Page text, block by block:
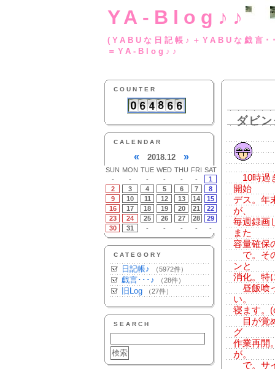
YA-Blog♪♪
(YABUな日記帳♪
＝YA-Blog♪♪
COUNTER
CALENDAR
« 2018.12 »
SUN MON TUE WED THU FRI SAT
-
- - - - -
1
2
3 4 5 6 7
8
9
10 11 12 13 14
15
16
17 18 19 20 21
22
23
24 25 26 27 28
29
30
31 - - - - -
CATEGORY
日記帳♪ （5972件）
戯言･･･♪ （28件）
旧Log （27件）
SEARCH
ダビ
10時過
開始
デス。年
が、
毎週録画
また
容量確保
で。そ
ンと
消化。特
昼飯喰
い。
寝ます。
目が覚
グ
作業再開
が。
で。サ